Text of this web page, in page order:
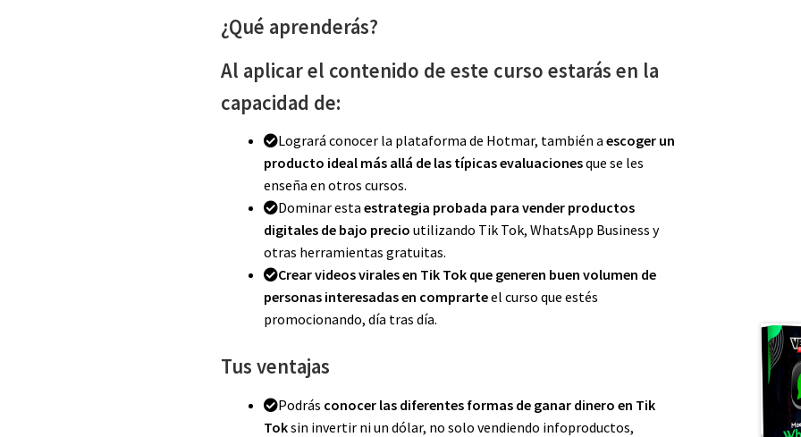
¿Qué aprenderás?
Al aplicar el contenido de este curso estarás en la
capacidad de:
Logrará conocer la plataforma de Hotmar, también aescoger un
producto ideal más allá de las típicas evaluacionesque se les
enseña en otros cursos.
Dominar estaestrategia probada para vender productos
digitales de bajo precio utilizando Tik Tok, WhatsApp Business y
otras herramientas gratuitas.
Crear videos virales en Tik Tok que generen buen volumen de
personas interesadas en comprarteel curso que estés
promocionando, día tras día.
Tus ventajas
Podrás conocer las diferentes formas de ganar dinero en Tik
Toksin invertir ni un dólar, no solo vendiendo infoproductos,